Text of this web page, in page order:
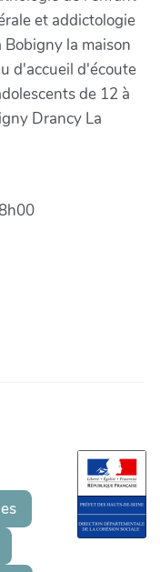
et addictologie
la maison
d'accueil d'écoute
de 12 à
Drancy La